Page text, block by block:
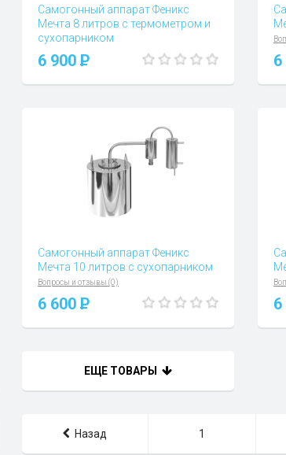
Самогонный аппарат Феникс
Мечта 8 литров с термометром и
сухопарником
Вопросы и отзывы (0)
6 900 P 6
Самогонный аппарат Феникс
Мечта 10 литров с сухопарником
Вопросы и отзывы (0)
6 600 P 6
ЕЩЕ ТОВАРЫ
Назад 1